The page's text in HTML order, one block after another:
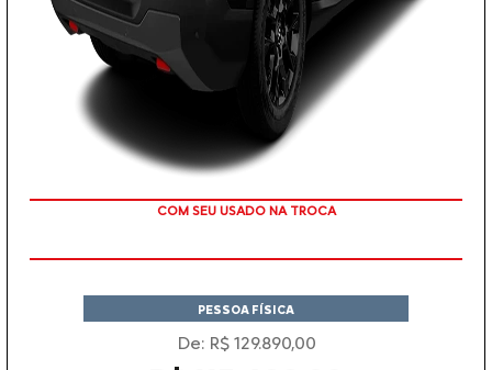
TAXA ZERO
PESSOA FÍSICA
De: R$ 129.890,00